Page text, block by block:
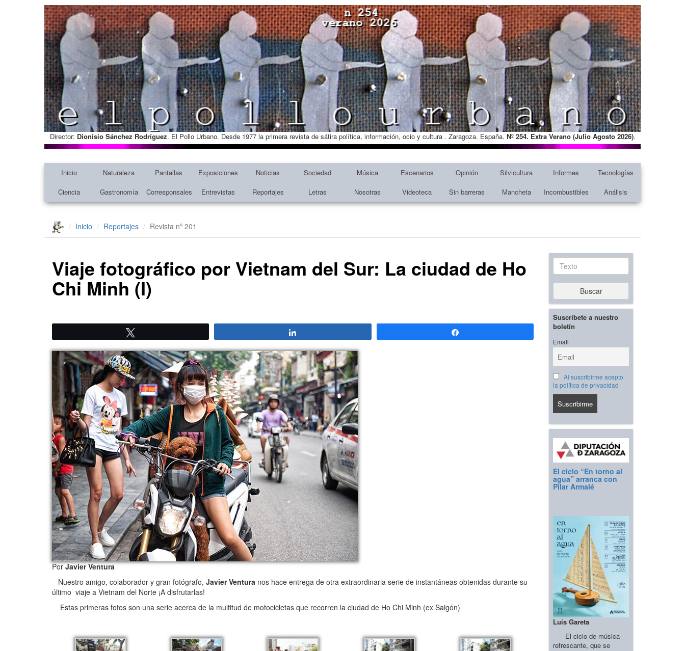
Director: Dionisio Sánchez Rodríguez. El Pollo Urbano. Desde 1977 la primera revista de sátira política, información, ocio y cultura . Zaragoza. España. Nº 254. Extra Verano (Julio Agosto 2026).
Inicio Naturaleza Pantallas Exposiciones Noticias Sociedad Música Escenarios Opinión Silvicultura Informes
Tecnologías
Ciencia
Gastronomía Corresponsales Entrevistas Reportajes Letras Nosotras Videoteca Sin barreras Mancheta Incombustibles Análisis
Inicio Reportajes Revista nº 201
Viaje fotográfico por Vietnam del Sur: La ciudad de Ho
Chi Minh (I)
PorJavier Ventura
Nuestro amigo, colaborador y gran fotógrafo, Javier Ventura nos hace entrega de otra extraordinaria serie de instantáneas obtenidas durante su
último viaje a Vietnam del Norte ¡A disfrutarlas!
Estas primeras fotos son una serie acerca de la multitud de motocicletas que recorren la ciudad de Ho Chi Minh (ex Saigón)
Texto
Buscar
Suscríbete a nuestro
boletín
Email
Al suscribirme acepto
la política de privacidad
El ciclo “En torno al
agua” arranca con
Pilar Armalé
Luis Gareta
El ciclo de música
refrescante, que se